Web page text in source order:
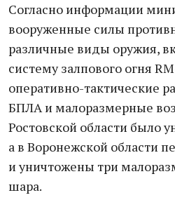
Согласно информации
вооруженные силы
различные виды оружия,
систему залпового огня
оперативно-тактические
БПЛА и малоразмерные
Ростовской области было
а в Воронежской области
и уничтожены три
шара.